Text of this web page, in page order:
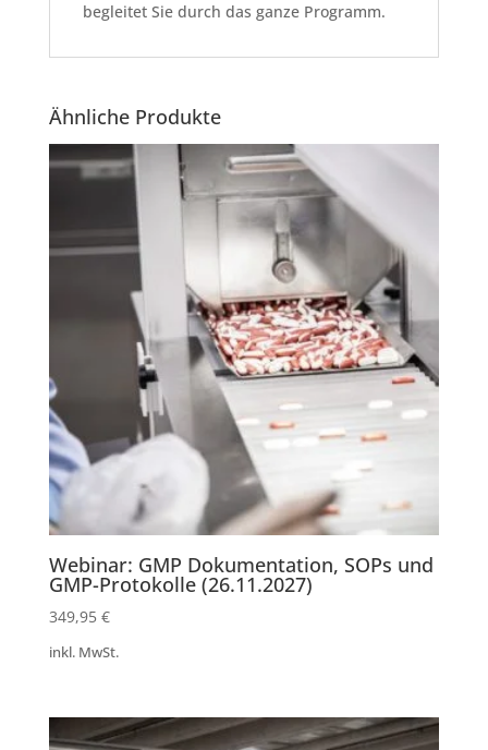
begleitet Sie durch das ganze Programm.
Ähnliche Produkte
Webinar: GMP Dokumentation, SOPs und
GMP-Protokolle (26.11.2027)
349,95 €
inkl. MwSt.